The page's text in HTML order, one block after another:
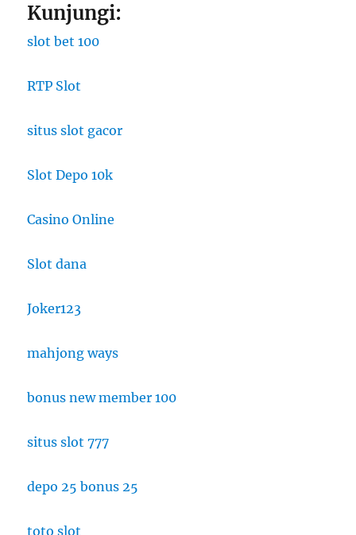
Kunjungi:
slot bet 100
RTP Slot
situs slot gacor
Slot Depo 10k
Casino Online
Slot dana
Joker123
mahjong ways
bonus new member 100
situs slot 777
depo 25 bonus 25
toto slot